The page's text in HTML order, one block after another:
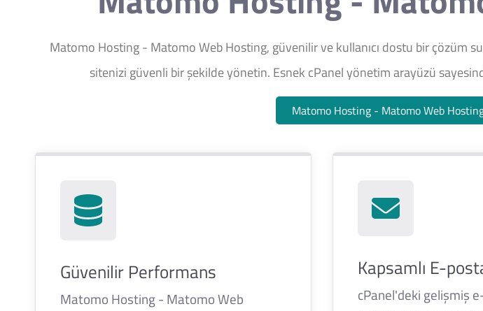
Matomo Hosting - Matomo Web Hosting, güvenilir ve kullanıcı dostu bir çözüm
sitenizi güvenli bir şekilde yönetin. Esnek cPanel yönetim arayüzü
Matomo Hosting - Matomo Web
Güvenilir Performans
Matomo Hosting - Matomo Web
Kapsamlı E-
cPanel'deki gelişmiş